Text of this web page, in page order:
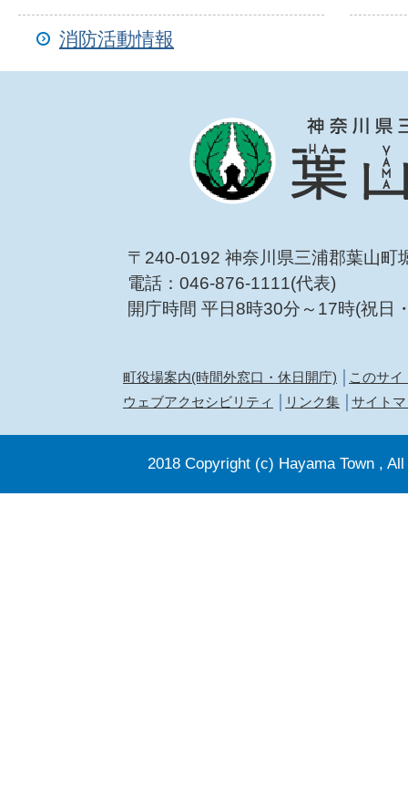
消防活動情報
〒240-0192 神奈川県三浦郡葉山町
電話：046-876-1111(代表)
開庁時間 平日8時30分～17時(祝日
町役場案内(時間外窓口・休日開庁)
このサイ
ウェブアクセシビリティ
リンク集 サイト
2018 Copyright (c) Hayama Town ,